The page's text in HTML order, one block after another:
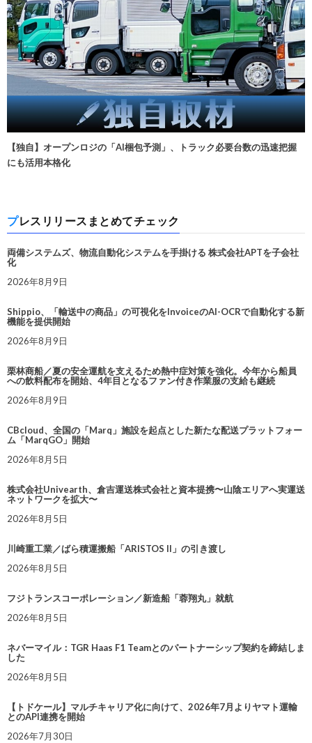
【独自】オープンロジの「AI梱包予測」、トラック必要台数の迅速把握
にも活用本格化
プレスリリースまとめてチェック
両備システムズ、物流自動化システムを手掛ける 株式会社APTを子会社
化
2026年8月9日
Shippio、「輸送中の商品」の可視化をInvoiceのAI-OCRで自動化する新
機能を提供開始
2026年8月9日
栗林商船／夏の安全運航を支えるため熱中症対策を強化。今年から船員
への飲料配布を開始、4年目となるファン付き作業服の支給も継続
2026年8月9日
CBcloud、全国の「Marq」施設を起点とした新たな配送プラットフォー
ム「MarqGO」開始
2026年8月5日
株式会社Univearth、倉吉運送株式会社と資本提携〜山陰エリアへ実運送
ネットワークを拡大〜
2026年8月5日
川崎重工業／ばら積運搬船「ARISTOS II」の引き渡し
2026年8月5日
フジトランスコーポレーション／新造船「蓉翔丸」就航
2026年8月5日
ネバーマイル：TGR Haas F1 Teamとのパートナーシップ契約を締結しま
した
2026年8月5日
【トドケール】マルチキャリア化に向けて、2026年7月よりヤマト運輸
とのAPI連携を開始
2026年7月30日